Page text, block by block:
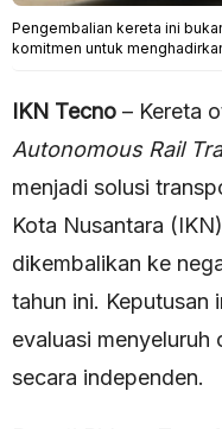
Pengembalian kereta ini
komitmen untuk
IKN Tecno – Kereta
Autonomous Rail
menjadi solusi
Kota Nusantara
dikembalikan ke
tahun ini. Keputusan
evaluasi menyeluruh
secara independen.